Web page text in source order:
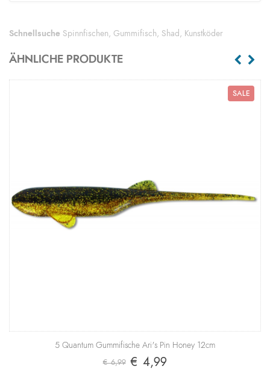
Schnellsuche Spinnfischen Gummifisch Shad Kunstköder
ÄHNLICHE PRODUKTE
SALE
5 Quantum Gummifische Ari's Pin Honey 12cm
€ 6,99 € 4,99